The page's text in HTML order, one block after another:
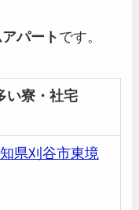
パート です。
い寮・社宅
県刈谷市東境